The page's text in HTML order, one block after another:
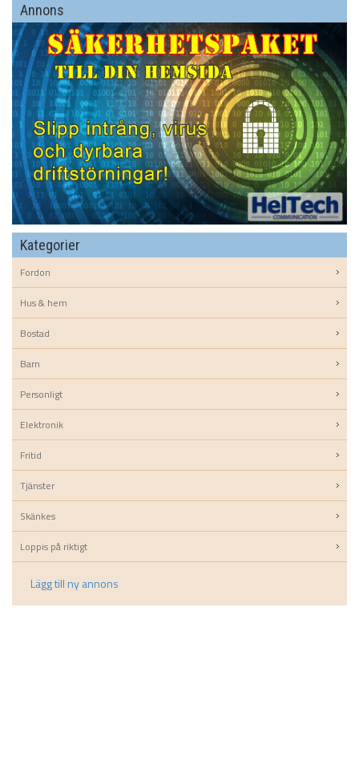
Annons
Kategorier
Fordon
Hus & hem
Bostad
Barn
Personligt
Elektronik
Fritid
Tjänster
Skänkes
Loppis på riktigt
Lägg till ny annons